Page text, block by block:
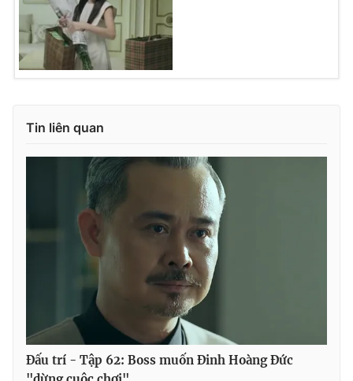
Ðiện thoại Thời báo VTV:
Email:toasoan@vtv.vn
Liên hệ quảng cáo:024-7300.7108
® Cấm sao chép dưới mọi hình thức nếu không có sự chấp
thuận bằng văn bản. Ghi rõ nguồn VTV.vn khi phát hành lại
thông tin từ website này.
Tin liên quan
Đấu trí - Tập 62: Boss muốn Đinh Hoàng Đức